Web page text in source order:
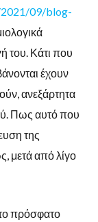
09/blog-
του. Κάτι που
έχουν
ανεξάρτητα
Πως αυτό που
της
μετά από λίγο
πρόσφατο